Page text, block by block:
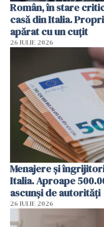
Român, în stare
casă din Italia.
apărat cu un cuțit
26 IULIE 2026
Menajere și
Italia. Aproape
ascunși de autorități
26 IULIE 2026